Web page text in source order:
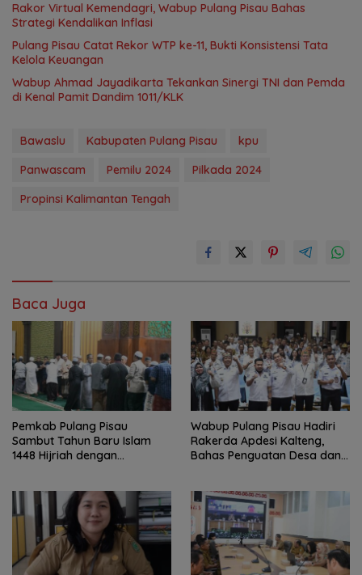
Rakor Virtual Kemendagri, Wabup Pulang Pisau Bahas
Strategi Kendalikan Inflasi
Pulang Pisau Catat Rekor WTP ke-11, Bukti Konsistensi Tata
Kelola Keuangan
Wabup Ahmad Jayadikarta Tekankan Sinergi TNI dan Pemda
di Kenal Pamit Dandim 1011/KLK
Bawaslu Kabupaten Pulang Pisau
kpu
Panwascam
Pemilu 2024
Pilkada 2024
Propinsi Kalimantan Tengah
Baca Juga
Pemkab Pulang Pisau
Sambut Tahun Baru Islam
1448 Hijriah dengan
Wabup Pulang Pisau Hadiri
Rakerda Apdesi Kalteng,
Bahas Penguatan Desa dan